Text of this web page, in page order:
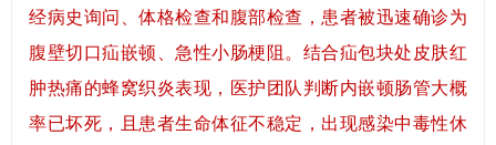
经病史询问、体格检查和腹部检查，患者被迅速确诊为
腹壁切口疝嵌顿、急性小肠梗阻。结合疝包块处皮肤红
肿热痛的蜂窝织炎表现，医护团队判断内嵌顿肠管大概
率已坏死，且患者生命体征不稳定，出现感染中毒性休